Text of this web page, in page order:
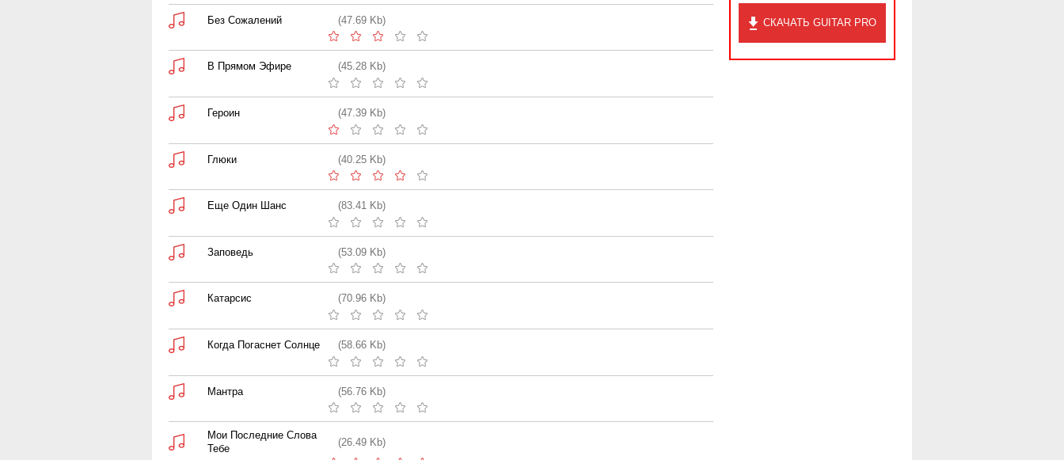
Без Сожалений (47.69 Kb)
В Прямом Эфире (45.28 Kb)
Героин (47.39 Kb)
Глюки (40.25 Kb)
Еще Один Шанс (83.41 Kb)
Заповедь (53.09 Kb)
Катарсис (70.96 Kb)
Когда Погаснет Солнце (58.66 Kb)
Мантра (56.76 Kb)
Мои Последние Слова
Тебе
(26.49 Kb)
СКАЧАТЬ GUITAR PRO